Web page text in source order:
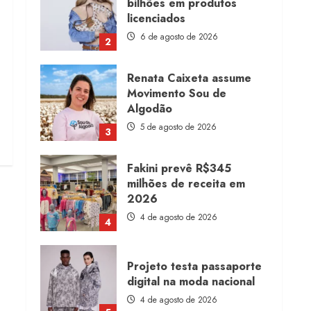
2
bilhões em produtos
licenciados
6 de agosto de 2026
3
Renata Caixeta assume
Movimento Sou de
Algodão
5 de agosto de 2026
4
Fakini prevê R$345
milhões de receita em
2026
4 de agosto de 2026
Projeto testa passaporte
digital na moda nacional
4 de agosto de 2026